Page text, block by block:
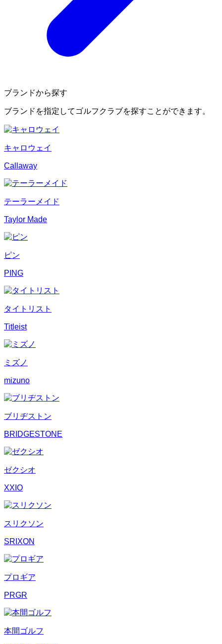
ブランドから探す
ブランドを指定してゴルフクラブを探すことができます。
キャロウェイ
Callaway
テーラーメイド
Taylor Made
ピン
PING
タイトリスト
Titleist
ミズノ
mizuno
ブリヂストン
BRIDGESTONE
ゼクシオ
XXIO
スリクソン
SRIXON
プロギア
PRGR
本間ゴルフ